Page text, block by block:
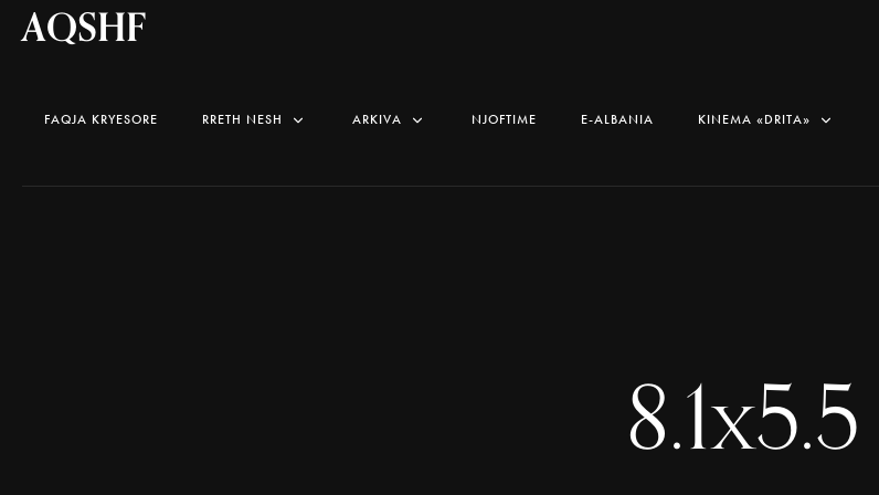
AQSHF
FAQJA KRYESORE RRETH NESH ARKIVA NJOFTIME E-ALBANIA KINEMA «DRITA»
8.1x5.5